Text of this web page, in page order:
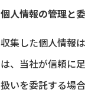
個人情報の管理と
収集した個人情報
は、当社が信頼に
扱いを委託する場